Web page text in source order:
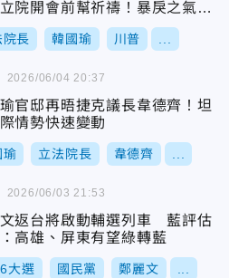
院開會前幫祈禱！暴戾之氣應
院長 韓國瑜 川普
官邸再晤捷克議長韋德齊！坦
情勢快速變動
瑜 立法院長 韋德齊
2026/06/04 20:37
返台將啟動輔選列車 藍評估
高雄、屏東有望綠轉藍
大選 國民黨 鄭麗文
2026/06/03 21:53